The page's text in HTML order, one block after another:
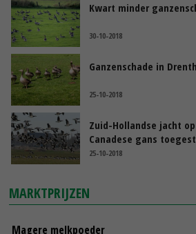
Kwart minder
30-10-2018
Ganzenschade in
25-10-2018
Zuid-Hollandse jacht
Canadese gans
25-10-2018
MARKTPRIJZEN
Magere melkpoeder